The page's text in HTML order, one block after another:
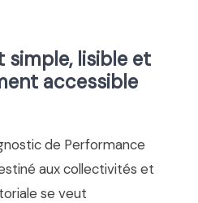
simple, lisible et
accessible
de Performance
aux collectivités et
se veut